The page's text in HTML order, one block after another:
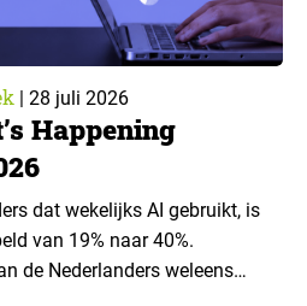
| 28 juli 2026
Happening
dat wekelijks AI gebruikt, is
van 19% naar 40%.
de Nederlanders weleens